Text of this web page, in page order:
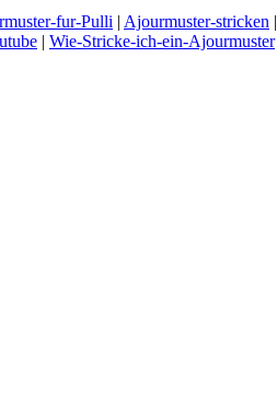
fur-Pulli | Ajourmuster-stricken |
| Wie-Stricke-ich-ein-Ajourmuster